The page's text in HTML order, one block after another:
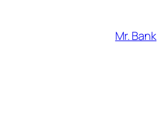
Mr. Bank